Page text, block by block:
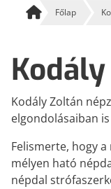
KODÁLY KÖVETŐI
KODÁLY
SZÁZAD
Kodály Zoltán írásai,
Főlap
Kodály Zoltán
elgondolásaiban
Felismerte, hogy
mélyen ható
népdal